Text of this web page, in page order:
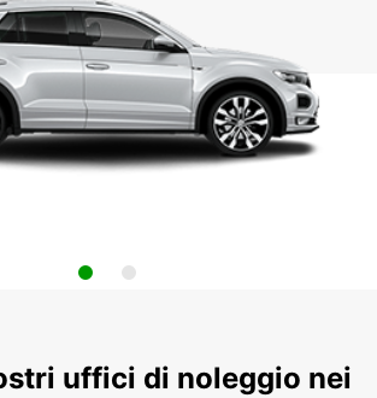
uffici di noleggio nei